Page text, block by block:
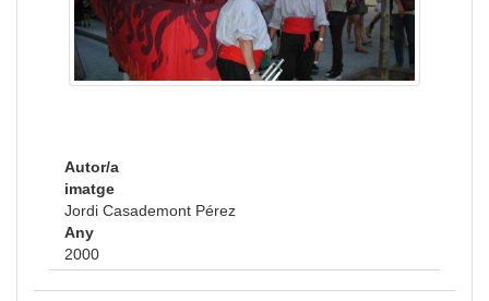
Autor/a
imatge
Jordi Casademont Pérez
Any
2000